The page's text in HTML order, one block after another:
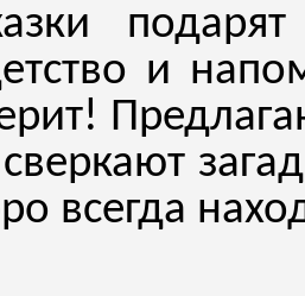
и
всегда